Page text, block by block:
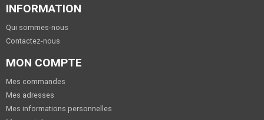
INFORMATION
Qui sommes-nous
Contactez-nous
MON COMPTE
Mes commandes
Mes adresses
Mes informations personnelles